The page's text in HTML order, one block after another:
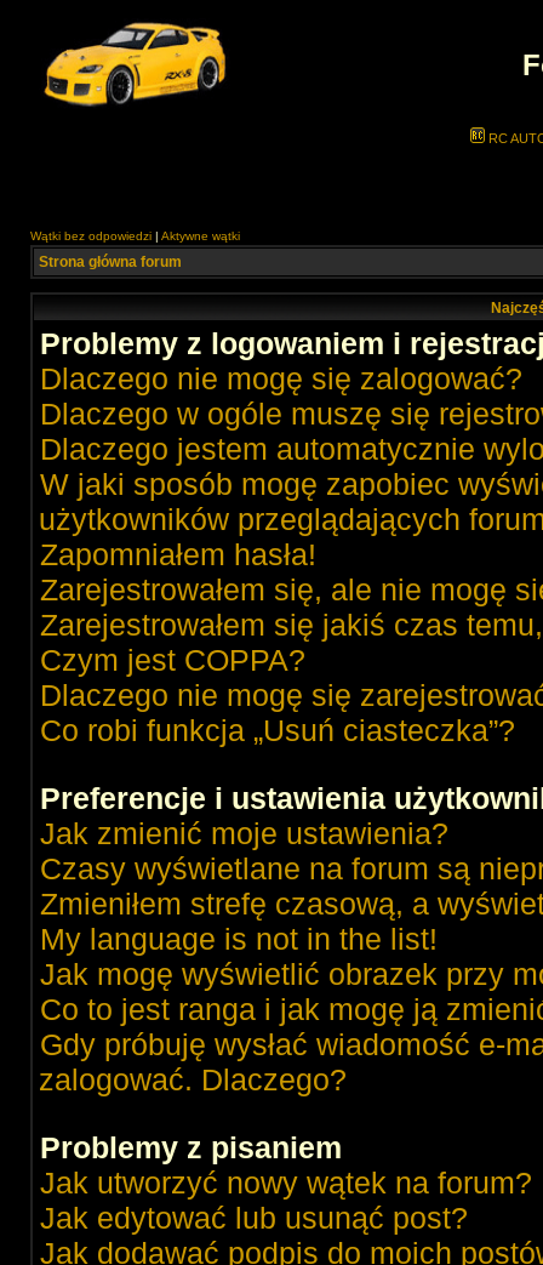
RC
Wątki bez odpowiedzi | Aktywne wątki
Strona główna forum
Problemy z logowaniem i
Dlaczego nie mogę się zalogować?
Dlaczego w ogóle muszę się
Dlaczego jestem automatycznie
W jaki sposób mogę zapobiec
użytkowników przeglądających
Zapomniałem hasła!
Zarejestrowałem się, ale nie mogę
Zarejestrowałem się jakiś czas
Czym jest COPPA?
Dlaczego nie mogę się
Co robi funkcja „Usuń ciasteczka”?
Preferencje i ustawienia
Jak zmienić moje ustawienia?
Czasy wyświetlane na forum są
Zmieniłem strefę czasową, a
My language is not in the list!
Jak mogę wyświetlić obrazek przy
Co to jest ranga i jak mogę ją
Gdy próbuję wysłać wiadomość e-
zalogować. Dlaczego?
Problemy z pisaniem
Jak utworzyć nowy wątek na forum?
Jak edytować lub usunąć post?
Jak dodawać podpis do moich